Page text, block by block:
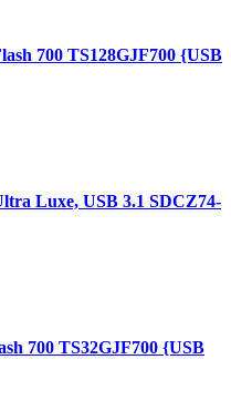
700 TS128GJF700 {USB
Luxe, USB 3.1 SDCZ74-
700 TS32GJF700 {USB